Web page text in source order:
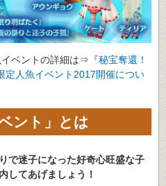
ベントの詳細は⇒『秘宝奪還！
定人魚イベント2017開催につい
ント」とは
で迷子になった好奇心旺盛な子
してあげましょう！